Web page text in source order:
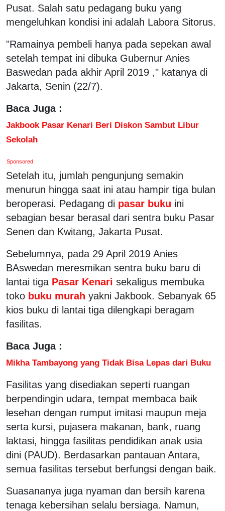
Pusat. Salah satu pedagang buku yang
mengeluhkan kondisi ini adalah Labora Sitorus.
"Ramainya pembeli hanya pada sepekan awal
setelah tempat ini dibuka Gubernur Anies
Baswedan pada akhir April 2019 ," katanya di
Jakarta, Senin (22/7).
Baca Juga :
Jakbook Pasar Kenari Beri Diskon Sambut Libur
Sekolah
Sponsored
Setelah itu, jumlah pengunjung semakin
menurun hingga saat ini atau hampir tiga bulan
beroperasi. Pedagang di pasar buku ini
sebagian besar berasal dari sentra buku Pasar
Senen dan Kwitang, Jakarta Pusat.
Sebelumnya, pada 29 April 2019 Anies
BAswedan meresmikan sentra buku baru di
lantai tiga Pasar Kenari sekaligus membuka
toko buku murah yakni Jakbook. Sebanyak 65
kios buku di lantai tiga dilengkapi beragam
fasilitas.
Baca Juga :
Mikha Tambayong yang Tidak Bisa Lepas dari Buku
Fasilitas yang disediakan seperti ruangan
berpendingin udara, tempat membaca baik
lesehan dengan rumput imitasi maupun meja
serta kursi, pujasera makanan, bank, ruang
laktasi, hingga fasilitas pendidikan anak usia
dini (PAUD). Berdasarkan pantauan Antara,
semua fasilitas tersebut berfungsi dengan baik.
Suasananya juga nyaman dan bersih karena
tenaga kebersihan selalu bersiaga. Namun,